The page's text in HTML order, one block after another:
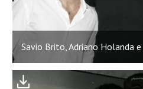
Savio Brito, Adriano Holanda